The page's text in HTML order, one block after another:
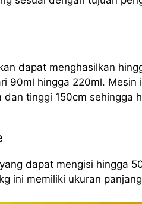
dapat menghasilkan
90ml hingga 220ml. Mesin
tinggi 150cm sehingga
dapat mengisi hingga
ini memiliki ukuran